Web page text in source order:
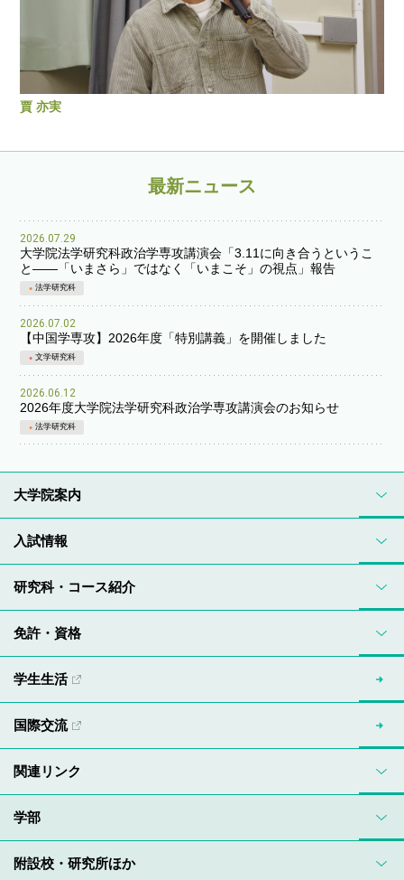
賈 亦実
最新ニュース
2026.07.29
大学院法学研究科政治学専攻講演会「3.11に向き合うというこ
と――「いまさら」ではなく「いまこそ」の視点」報告
法学研究科
2026.07.02
【中国学専攻】2026年度「特別講義」を開催しました
文学研究科
2026.06.12
2026年度大学院法学研究科政治学専攻講演会のお知らせ
法学研究科
学部
附設校・研究所ほか
大学院案内
入試情報
研究科・コース紹介
免許・資格
学生生活
国際交流
関連リンク